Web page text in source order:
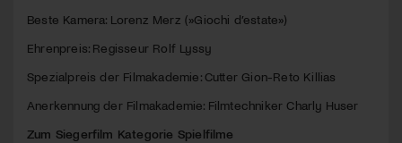
Beste Kamera: Lorenz Merz (»Giochi d’estate»)
Ehrenpreis: Regisseur Rolf Lyssy
Spezialpreis der Filmakademie: Cutter Gion-Reto Killias
Anerkennung der Filmakademie: Filmtechniker Charly Huser
Zum Siegerfilm Kategorie Spielfilme